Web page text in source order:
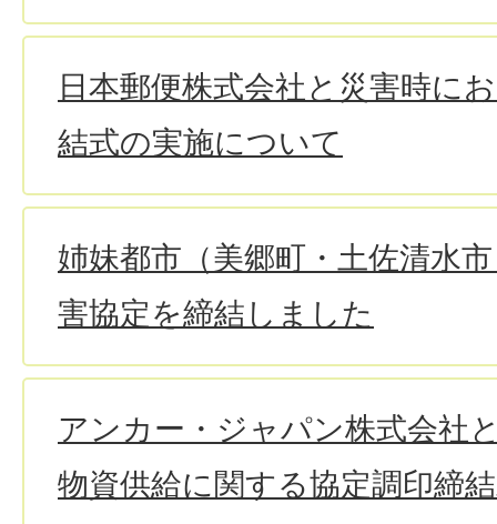
日本郵便株式会社と災害時に
結式の実施について
姉妹都市（美郷町・土佐清水
害協定を締結しました
アンカー・ジャパン株式会社
物資供給に関する協定調印締